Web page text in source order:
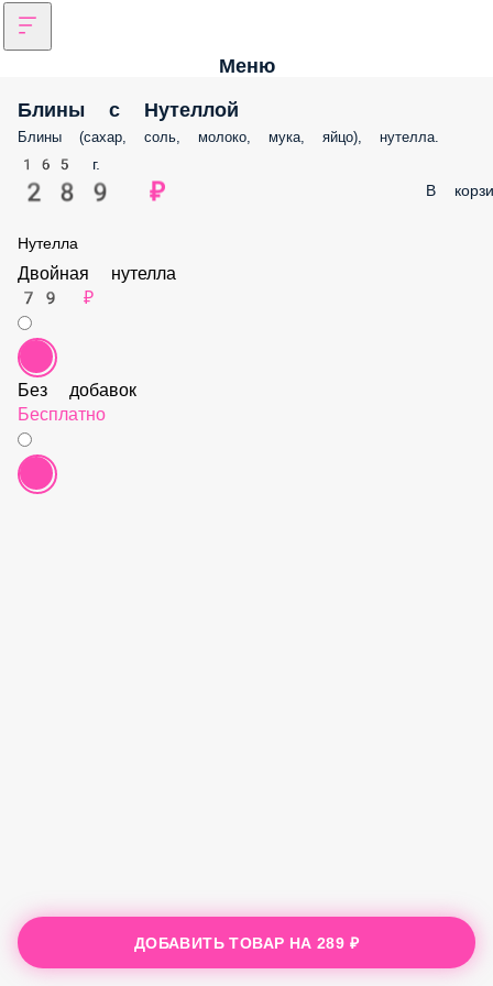
Меню
Блины с Нутеллой
Блины (сахар, соль, молоко, мука, яйцо), нутелла.
165 г.
289 ₽ В
Нутелла
Двойная нутелла
79 ₽
Без добавок
Бесплатно
ДОБАВИТЬ ТОВАР НА289 ₽